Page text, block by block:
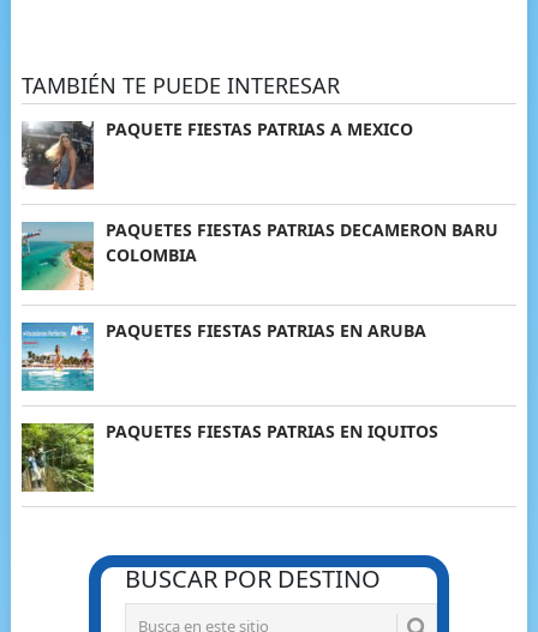
TAMBIÉN TE PUEDE INTERESAR
PAQUETE FIESTAS PATRIAS A MEXICO
PAQUETES FIESTAS PATRIAS DECAMERON BARU
COLOMBIA
PAQUETES FIESTAS PATRIAS EN ARUBA
PAQUETES FIESTAS PATRIAS EN IQUITOS
BUSCAR POR DESTINO